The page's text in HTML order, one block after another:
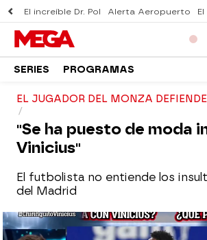
El increíble Dr. Pol Alerta Aeropuerto
SERIES PROGRAMAS
EL JUGADOR DEL MONZA
"Se ha puesto de moda
Vinicius"
El futbolista no entiende los
del Madrid